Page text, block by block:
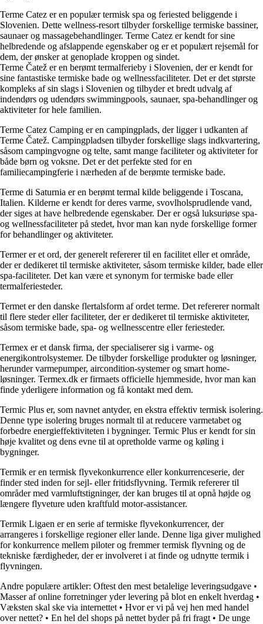
Terme Catez er en populær termisk spa og feriested beliggende i
Slovenien. Dette wellness-resort tilbyder forskellige termiske bassiner,
saunaer og massagebehandlinger. Terme Catez er kendt for sine
helbredende og afslappende egenskaber og er et populært rejsemål for
dem, der ønsker at genoplade kroppen og sindet.
Terme Čatež er en berømt termalferieby i Slovenien, der er kendt for
sine fantastiske termiske bade og wellnessfaciliteter. Det er det største
kompleks af sin slags i Slovenien og tilbyder et bredt udvalg af
indendørs og udendørs swimmingpools, saunaer, spa-behandlinger og
aktiviteter for hele familien.
Terme Catez Camping er en campingplads, der ligger i udkanten af ​​
Terme Čatež. Campingpladsen tilbyder forskellige slags indkvartering,
såsom campingvogne og telte, samt mange faciliteter og aktiviteter for
både børn og voksne. Det er det perfekte sted for en
familiecampingferie i nærheden af ​​de berømte termiske bade.
Terme di Saturnia er en berømt termal kilde beliggende i Toscana,
Italien. Kilderne er kendt for deres varme, svovlholsprudlende vand,
der siges at have helbredende egenskaber. Der er også luksuriøse spa-
og wellnessfaciliteter på stedet, hvor man kan nyde forskellige former
for behandlinger og aktiviteter.
Termer er et ord, der generelt refererer til en facilitet eller et område,
der er dedikeret til termiske aktiviteter, såsom termiske kilder, bade eller
spa-faciliteter. Det kan være et synonym for termiske bade eller
termalferiesteder.
Termet er den danske flertalsform af ordet terme. Det refererer normalt
til flere steder eller faciliteter, der er dedikeret til termiske aktiviteter,
såsom termiske bade, spa- og wellnesscentre eller feriesteder.
Termex er et dansk firma, der specialiserer sig i varme- og
energikontrolsystemer. De tilbyder forskellige produkter og løsninger,
herunder varmepumper, aircondition-systemer og smart home-
løsninger. Termex.dk er firmaets officielle hjemmeside, hvor man kan
finde yderligere information og få kontakt med dem.
Termic Plus er, som navnet antyder, en ekstra effektiv termisk isolering.
Denne type isolering bruges normalt til at reducere varmetabet og
forbedre energieffektiviteten i bygninger. Termic Plus er kendt for sin
høje kvalitet og dens evne til at opretholde varme og køling i
bygninger.
Termik er en termisk flyvekonkurrence eller konkurrenceserie, der
finder sted inden for sejl- eller fritidsflyvning. Termik refererer til
områder med varmluftstigninger, der kan bruges til at opnå højde og
længere flyveture uden kraftfuld motor-assistancer.
Termik Ligaen er en serie af termiske flyvekonkurrencer, der
arrangeres i forskellige regioner eller lande. Denne liga giver mulighed
for konkurrence mellem piloter og fremmer termisk flyvning og de
tekniske færdigheder, der er involveret i at finde og udnytte termik i
flyvningen.
Andre populære artikler: Oftest den mest betalelige leveringsudgave •
Masser af online forretninger yder levering på blot en enkelt hverdag •
Væksten skal ske via internettet • Hvor er vi på vej hen med handel
over nettet? • En hel del shops på nettet byder på fri fragt • De unge